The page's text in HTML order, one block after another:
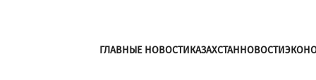
ГЛАВНЫЕ НОВОСТИКАЗАХСТАННОВОСТИ